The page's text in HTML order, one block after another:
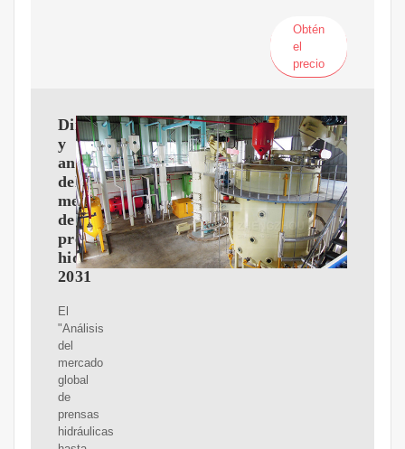
Obtén
el
precio
Dinámica
y
análisis
del
mercado
de
prensas
hidráulicas
2031
El
"Análisis
del
mercado
global
de
prensas
hidráulicas